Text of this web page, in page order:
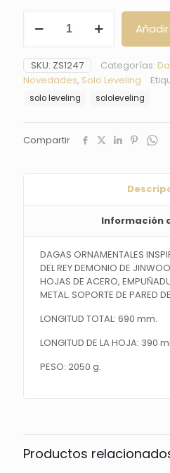
del
Demonio
de
Jinwoo
cantidad
SKU: ZS1247 Categorías:
Novedades, Solo Leveling
solo leveling
sololeveling
Compartir
Información
DAGAS ORNAMENTALES
DEL REY DEMONIO DE
HOJAS DE ACERO,
METAL. SOPORTE DE PARED
LONGITUD TOTAL: 690 mm.
LONGITUD DE LA HOJA: 390
PESO: 2050 g.
Productos